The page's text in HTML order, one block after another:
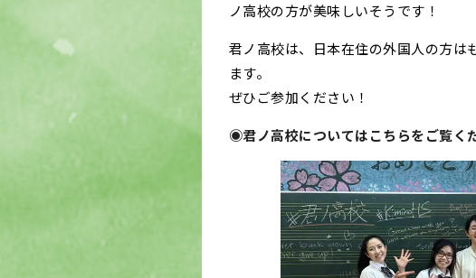
ノ高校の方が美味しいそうです！
君ノ高校は、日本在住の外国人の方は
ます。
ぜひご参加ください！
◉君ノ高校についてはこちらをご覧く